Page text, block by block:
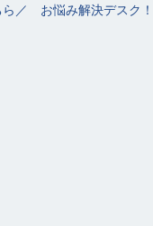
／ お悩み解決デスク！